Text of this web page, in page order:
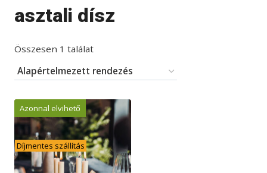
asztali dísz
Összesen 1 találat
Azonnal elvihető
Díjmentes szállítás